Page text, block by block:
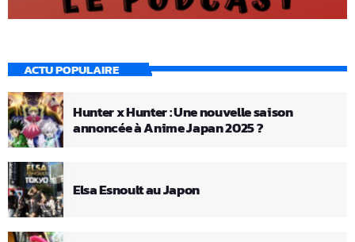
ACTU POPULAIRE
Hunter x Hunter : Une nouvelle saison
annoncée à Anime Japan 2025 ?
Elsa Esnoult au Japon